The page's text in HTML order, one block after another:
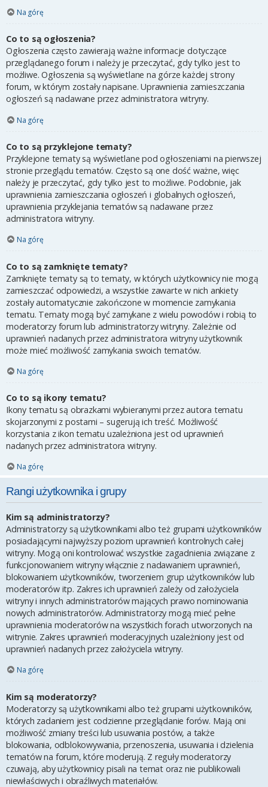
Na górę
Co to są ogłoszenia?
Ogłoszenia często zawierają ważne informacje dotyczące
przeglądanego forum i należy je przeczytać, gdy tylko jest to
możliwe. Ogłoszenia są wyświetlane na górze każdej strony
forum, w którym zostały napisane. Uprawnienia zamieszczania
ogłoszeń są nadawane przez administratora witryny.
Na górę
Co to są przyklejone tematy?
Przyklejone tematy są wyświetlane pod ogłoszeniami na pierwszej
stronie przeglądu tematów. Często są one dość ważne, więc
należy je przeczytać, gdy tylko jest to możliwe. Podobnie, jak
uprawnienia zamieszczania ogłoszeń i globalnych ogłoszeń,
uprawnienia przyklejania tematów są nadawane przez
administratora witryny.
Na górę
Co to są zamknięte tematy?
Zamknięte tematy są to tematy, w których użytkownicy nie mogą
zamieszczać odpowiedzi, a wszystkie zawarte w nich ankiety
zostały automatycznie zakończone w momencie zamykania
tematu. Tematy mogą być zamykane z wielu powodów i robią to
moderatorzy forum lub administratorzy witryny. Zależnie od
uprawnień nadanych przez administratora witryny użytkownik
może mieć możliwość zamykania swoich tematów.
Na górę
Co to są ikony tematu?
Ikony tematu są obrazkami wybieranymi przez autora tematu
skojarzonymi z postami – sugerują ich treść. Możliwość
korzystania z ikon tematu uzależniona jest od uprawnień
nadanych przez administratora witryny.
Na górę
Rangi użytkownika i grupy
Kim są administratorzy?
Administratorzy są użytkownikami albo też grupami użytkowników
posiadającymi najwyższy poziom uprawnień kontrolnych całej
witryny. Mogą oni kontrolować wszystkie zagadnienia związane z
funkcjonowaniem witryny włącznie z nadawaniem uprawnień,
blokowaniem użytkowników, tworzeniem grup użytkowników lub
moderatorów itp. Zakres ich uprawnień zależy od założyciela
witryny i innych administratorów mających prawo nominowania
nowych administratorów. Administratorzy mogą mieć pełne
uprawnienia moderatorów na wszystkich forach utworzonych na
witrynie. Zakres uprawnień moderacyjnych uzależniony jest od
uprawnień nadanych przez założyciela witryny.
Na górę
Kim są moderatorzy?
Moderatorzy są użytkownikami albo też grupami użytkowników,
których zadaniem jest codzienne przeglądanie forów. Mają oni
możliwość zmiany treści lub usuwania postów, a także
blokowania, odblokowywania, przenoszenia, usuwania i dzielenia
tematów na forum, które moderują. Z reguły moderatorzy
czuwają, aby użytkownicy pisali na temat oraz nie publikowali
niewłaściwych i obraźliwych materiałów.